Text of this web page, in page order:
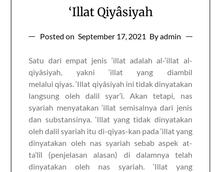
‘Illat Qiyâsiyah
Posted on September 17, 2021 By admin
Satu dari empat jenis ‘illat adalah al-‘illat al-
qiyâsiyah, yakni ‘illat yang diambil
melalui qiyas. ‘Illat qiyâsiyah ini tidak dinyatakan
langsung oleh dalil syar’i. Akan tetapi, nas
syariah menyatakan ‘illat semisalnya dari jenis
dan substansinya. ‘Illat yang tidak dinyatakan
oleh dalil syariah itu di-qiyas-kan pada ‘illat yang
dinyatakan oleh nas syariah sebab aspek at-
ta’lîl (penjelasan alasan) di dalamnya telah
dinyatakan oleh nas syariah. ‘Illat yang